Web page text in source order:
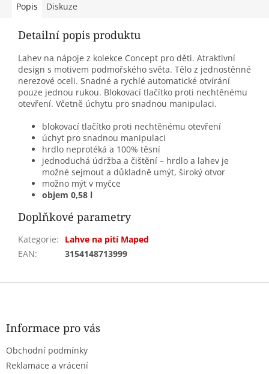
Popis Diskuze
Detailní popis produktu
Lahev na nápoje z kolekce Concept pro děti. Atraktivní
design s motivem podmořského světa. Tělo z jednostěnné
nerezové oceli. Snadné a rychlé automatické otvírání
pouze jednou rukou. Blokovací tlačítko proti nechtěnému
otevření. Včetně úchytu pro snadnou manipulaci.
blokovací tlačítko proti nechtěnému otevření
úchyt pro snadnou manipulaci
hrdlo neprotéká a 100% těsní
jednoduchá údržba a čištění – hrdlo a lahev je
možné sejmout a důkladně umýt, široký otvor
možno mýt v myčce
objem 0,58 l
Doplňkové parametry
Kategorie:
Lahve na pití Maped
EAN: 3154148713999
Z
Informace pro vás
Obchodní podmínky
Reklamace a vrácení